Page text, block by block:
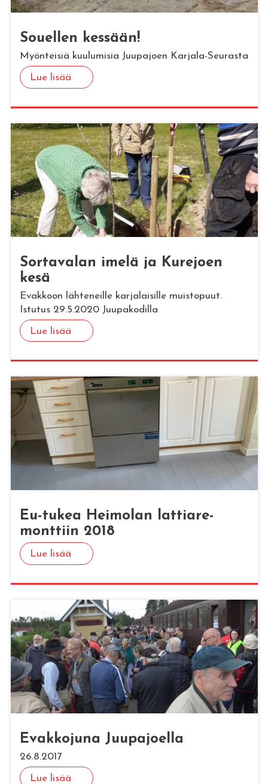
Sou­el­len kes­sään!
Myönteisiä kuulumisia Juupajoen Karjala-Seurasta
Lue lisää
Sor­ta­va­lan imelä ja Ku­re­joen
kesä
Evakkoon lähteneille karjalaisille muistopuut.
Istutus 29.5.2020 Juupakodilla
Lue lisää
Eu-tukea Hei­mo­lan lat­tia­re­
mont­tiin 2018
Lue lisää
Evak­ko­ju­na Juu­pa­joel­la
26.8.2017
Lue lisää